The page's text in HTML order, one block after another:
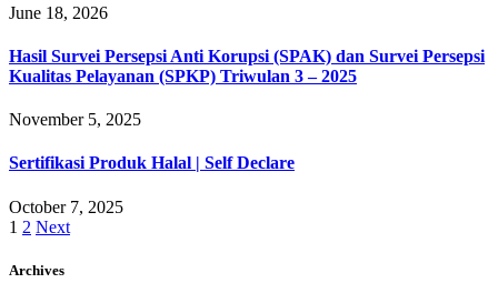
June 18, 2026
Hasil Survei Persepsi Anti Korupsi (SPAK) dan Survei Persepsi
Kualitas Pelayanan (SPKP) Triwulan 3 – 2025
November 5, 2025
Sertifikasi Produk Halal | Self Declare
October 7, 2025
1 2 Next
Archives